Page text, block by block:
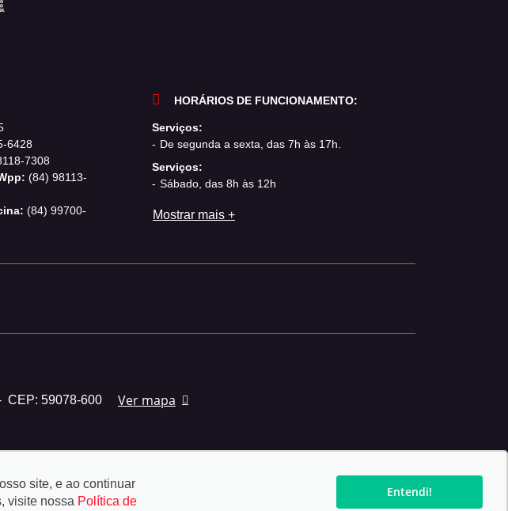
6428
7308
(84) 98113-
(84) 99700-
HORÁRIOS DE FUNCIONAMENTO:
Serviços:
De segunda a sexta, das 7h às 17h.
Serviços:
Sábado, das 8h às 12h
Mostrar mais +
CEP: 59078-600 Ver mapa
site, e ao continuar
visite nossa Política de
Entendi!